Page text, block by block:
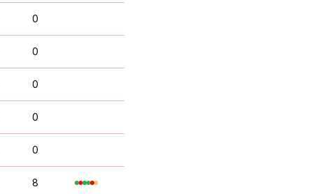
0
0
0
0
0
8